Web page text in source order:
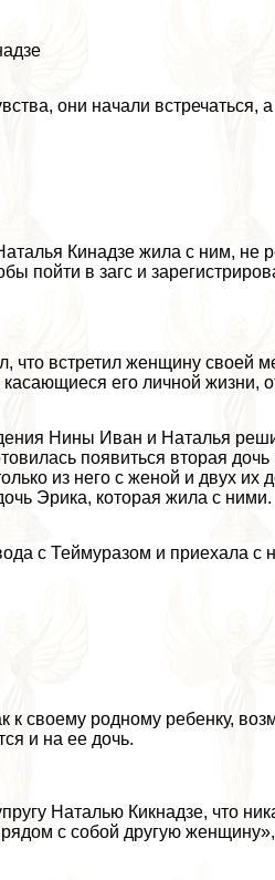
они начали встречаться,
Кинадзе жила с ним, не
пойти в загс и
встретил женщину своей
его личной жизни,
Нины Иван и Наталья
появиться вторая
из него с женой и двух их
Эрика, которая жила с ними.
с Теймуразом и приехала с
к своему родному ребенку,
и на ее дочь.
Наталью Кикнадзе, что
с собой другую